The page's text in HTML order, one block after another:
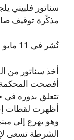
سناتور فلبيني
مذكّرة توقيف
نُشر في 11 مايو 2026
أخذ سناتور من
أفصحت المحكمة
تتعلق بدوره في
أظهرت لقطات
وهو يهرع إلى
الشرطة تسعى